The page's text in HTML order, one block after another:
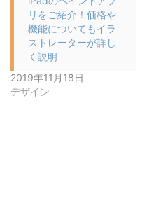
リをご紹介！価格や
機能についてもイラ
ストレーターが詳し
く説明
2019年11月18日
デザイン